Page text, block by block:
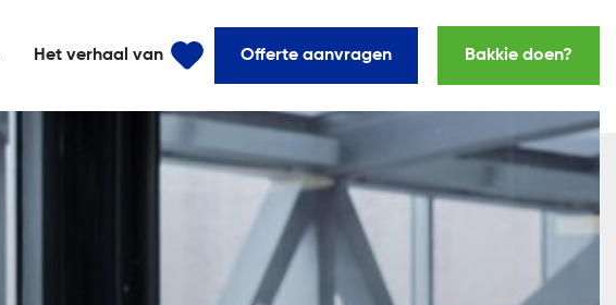
Het verhaal van Offerte aanvragen Bakkie doen?